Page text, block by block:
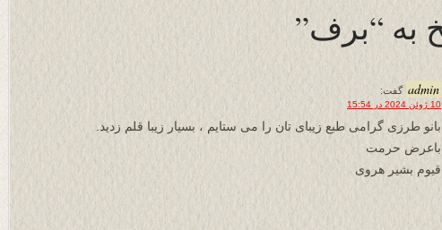
admin گفت:
10 ژوئن 2024 در 15:54
بانو طرزی گرامی طبع زیبای تان را می ستایم ، بسیار زیبا قلم زدید.
باعرض حرمت
قیوم بشیر هروی